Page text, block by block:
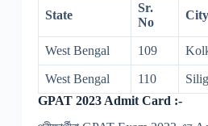
State
Sr.
No
City
West Bengal 109
West Bengal 110
GPAT 2023 Admit Card :-